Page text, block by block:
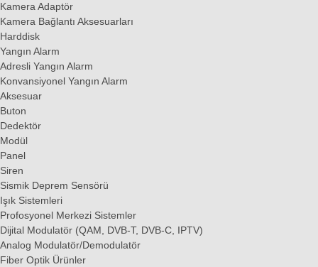
Kamera Adaptör
Kamera Bağlantı Aksesuarları
Harddisk
Yangın Alarm
Adresli Yangın Alarm
Konvansiyonel Yangın Alarm
Aksesuar
Buton
Dedektör
Modül
Panel
Siren
Sismik Deprem Sensörü
Işık Sistemleri
Profosyonel Merkezi Sistemler
Dijital Modulatör (QAM, DVB-T, DVB-C, IPTV)
Analog Modulatör/Demodulatör
Fiber Optik Ürünler